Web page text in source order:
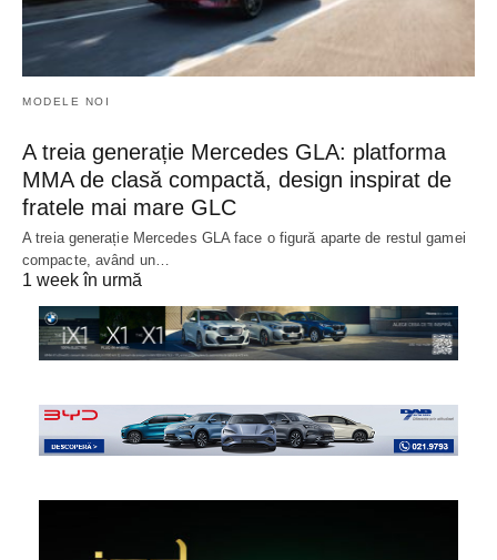
MODELE NOI
A treia generație Mercedes GLA: platforma
MMA de clasă compactă, design inspirat de
fratele mai mare GLC
A treia generație Mercedes GLA face o figură aparte de restul gamei
compacte, având un…
1 week în urmă